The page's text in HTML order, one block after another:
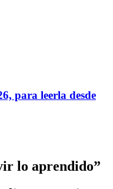
para leerla desde
lo aprendido”